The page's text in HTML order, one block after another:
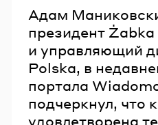
Адам
президент
и управляющий
Polska, в
портала
подчеркнул, что
удовлетворена